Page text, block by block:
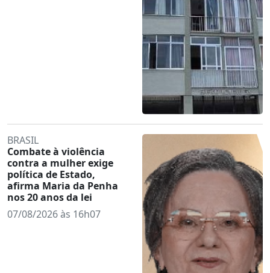
BRASIL
Combate à violência
contra a mulher exige
política de Estado,
afirma Maria da Penha
nos 20 anos da lei
07/08/2026 às 16h07